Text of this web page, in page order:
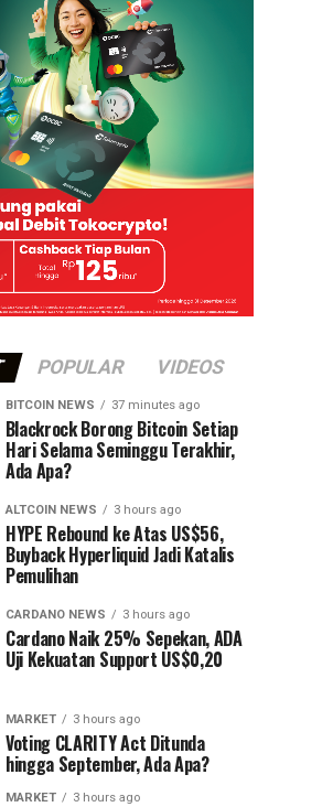
POPULAR VIDEOS
BITCOIN NEWS 37 minutes ago
⁠Blackrock Borong Bitcoin Setiap
Hari Selama Seminggu Terakhir,
Ada Apa?
ALTCOIN NEWS 3 hours ago
HYPE Rebound ke Atas US$56,
Buyback Hyperliquid Jadi Katalis
Pemulihan
CARDANO NEWS 3 hours ago
Cardano Naik 25% Sepekan, ADA
Uji Kekuatan Support US$0,20
MARKET 3 hours ago
Voting CLARITY Act Ditunda
hingga September, Ada Apa?
MARKET 3 hours ago